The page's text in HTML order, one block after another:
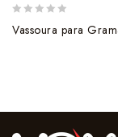
out
Vassoura para